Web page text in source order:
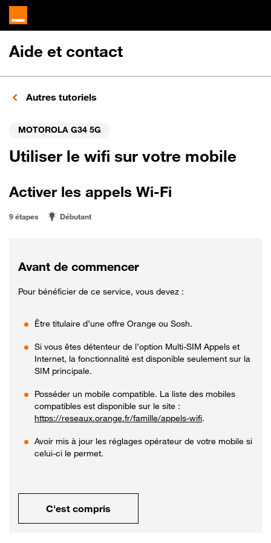
Aide et contact
Autres tutoriels
MOTOROLA G34 5G
Utiliser le wifi sur votre mobile
Activer les appels Wi-Fi
9 étapes Débutant
Avant de commencer
Pour bénéficier de ce service, vous devez :
Être titulaire d’une offre Orange ou Sosh.
Si vous êtes détenteur de l’option Multi-SIM Appels et
Internet, la fonctionnalité est disponible seulement sur la
SIM principale.
Posséder un mobile compatible. La liste des mobiles
compatibles est disponible sur le site :
https://reseaux.orange.fr/famille/appels-wifi.
Avoir mis à jour les réglages opérateur de votre mobile si
celui-ci le permet.
C'est compris